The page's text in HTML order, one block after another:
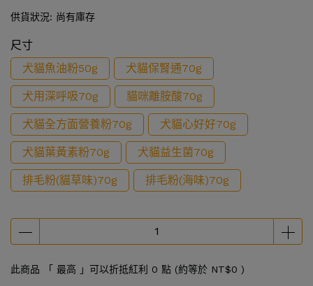
供貨狀況: 尚有庫存
尺寸
犬貓魚油粉50g
犬貓保腎通70g
犬用深呼吸70g 貓咪離胺酸70g
犬貓全方面營養粉70g 犬貓心好好70g
犬貓葉黃素粉70g 犬貓益生菌70g
排毛粉(貓草味)70g 排毛粉(海味)70g
此商品 「 最高 」可以折抵紅利 0 點 (約等於 NT$0 )